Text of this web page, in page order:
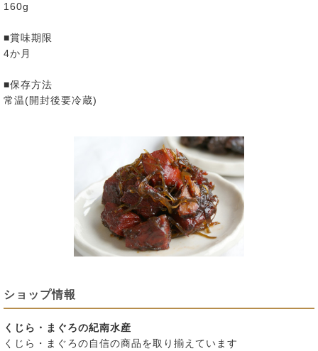
160g
■賞味期限
4か月
■保存方法
常温(開封後要冷蔵)
ショップ情報
くじら・まぐろの紀南水産
くじら・まぐろの自信の商品を取り揃えています